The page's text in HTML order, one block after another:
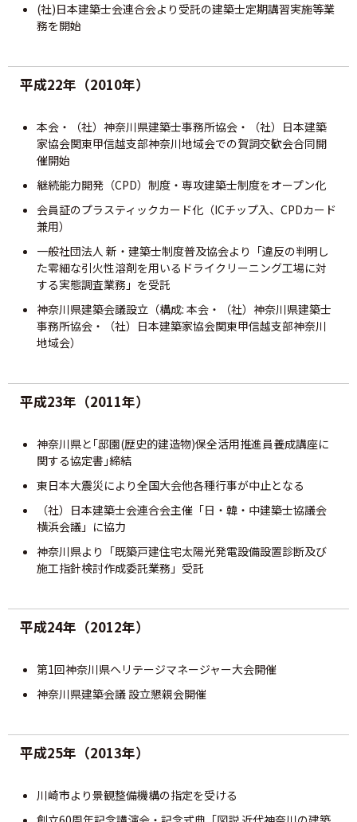
(社)日本建築士会連合会より受託の建築士定期講習実施等業
務を開始
平成22年（2010年）
本会・（社）神奈川県建築士事務所協会・（社）日本建築
家協会関東甲信越支部神奈川地域会での賀詞交歓会合同開
催開始
継続能力開発（CPD）制度・専攻建築士制度をオープン化
会員証のプラスティックカード化（ICチップ入、CPDカード
兼用）
一般社団法人 新・建築士制度普及協会より「違反の判明し
た零細な引火性溶剤を用いるドライクリーニング工場に対
する実態調査業務」を受託
神奈川県建築会議設立（構成: 本会・（社）神奈川県建築士
事務所協会・（社）日本建築家協会関東甲信越支部神奈川
地域会）
平成23年（2011年）
神奈川県と｢邸園(歴史的建造物)保全活用推進員養成講座に
関する協定書｣締結
東日本大震災により全国大会他各種行事が中止となる
（社）日本建築士会連合会主催「日・韓・中建築士協議会
横浜会議」に協力
神奈川県より「既築戸建住宅太陽光発電設備設置診断及び
施工指針検討作成委託業務」受託
平成24年（2012年）
第1回神奈川県ヘリテージマネージャー大会開催
神奈川県建築会議 設立懇親会開催
平成25年（2013年）
川崎市より景観整備機構の指定を受ける